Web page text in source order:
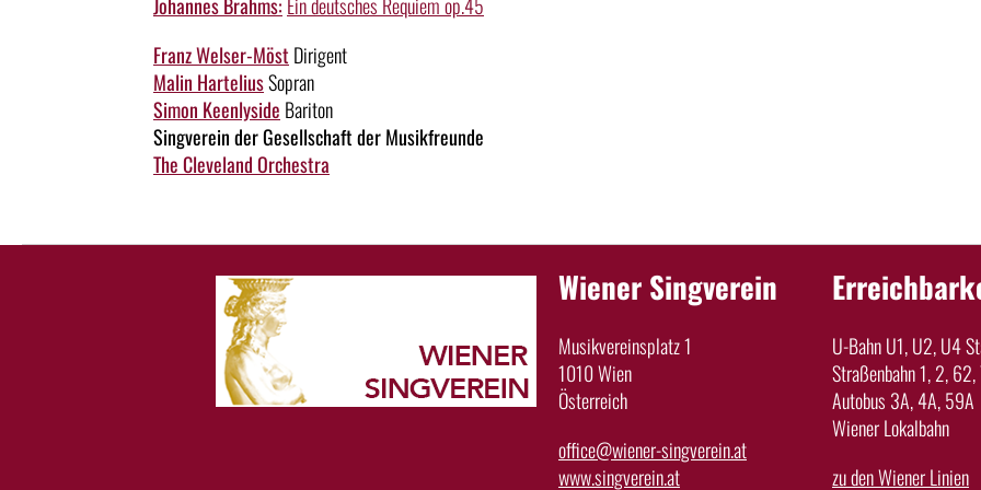
Johannes Brahms: Ein deutsches Requiem op.45
Franz Welser-Möst Dirigent
Malin HarteliusSopran
Simon Keenlyside Bariton
Singverein der Gesellschaft der Musikfreunde
The Cleveland Orchestra
Wiener Singverein
Musikvereinsplatz 1
1010 Wien
Österreich
office@wiener-singverein.at
www.singverein.at
U-Bahn U1, U2, U4
Straßenbahn 1, 2, 62,
Autobus 3A, 4A, 59A
Wiener Lokalbahn
zu den Wiener Linien